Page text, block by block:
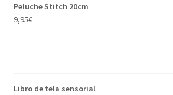
Peluche Stitch 20cm
9,95€
Libro de tela sensorial